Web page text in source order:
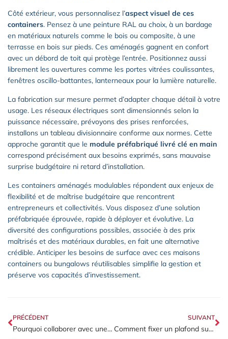
Côté extérieur, vous personnalisez l’aspect visuel de ces
containers. Pensez à une peinture RAL au choix, à un bardage
en matériaux naturels comme le bois ou composite, à une
terrasse en bois sur pieds. Ces aménagés gagnent en confort
avec un débord de toit qui protège l’entrée. Positionnez aussi
librement les ouvertures comme les portes vitrées coulissantes,
fenêtres oscillo-battantes, lanterneaux pour la lumière naturelle.
La fabrication sur mesure permet d’adapter chaque détail à votre
usage. Les réseaux électriques sont dimensionnés selon la
puissance nécessaire, prévoyons des prises renforcées,
installons un tableau divisionnaire conforme aux normes. Cette
approche garantit que le module préfabriqué livré clé en main
correspond précisément aux besoins exprimés, sans mauvaise
surprise budgétaire ni retard d’installation.
Les containers aménagés modulables répondent aux enjeux de
flexibilité et de maîtrise budgétaire que rencontrent
entrepreneurs et collectivités. Vous disposez d’une solution
préfabriquée éprouvée, rapide à déployer et évolutive. La
diversité des configurations possibles, associée à des prix
maîtrisés et des matériaux durables, en fait une alternative
crédible. Anticiper les besoins de surface avec ces maisons
containers ou bungalows réutilisables simplifie la gestion et
préserve vos capacités d’investissement.
PRÉCÉDENT
Pourquoi collaborer avec une agence food pour votre projet événementiel dans le Rhône ?
SUIVANT
Comment fixer un plafond suspendu : la méthode fiable pour un résultat pro